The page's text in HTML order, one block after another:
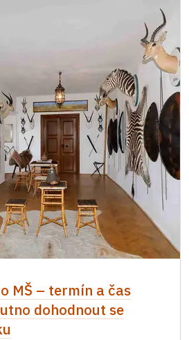
MŠ – termín a čas
dohodnout se